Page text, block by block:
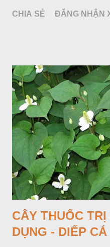
quanh có 3-5 mấu lồi; vỏ củ
một mo to màu đỏ xanh có
bao lấy một bong mo là một
phần hoa đực ở trên. Khoai
Trung quốc, Việt nam,
Philippin. Ở nước ta, khoai
vùng rừng núi, được bà con
lâu đời ở trong vườn, quanh
đồi để làm thức ăn cho người
Lạng s...
CHIA SẺ ĐĂNG NHẬN
CÂY THUỐC
DỤNG - DIẾP CÁ